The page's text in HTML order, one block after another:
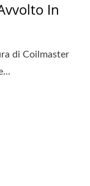
In
di Coilmaster